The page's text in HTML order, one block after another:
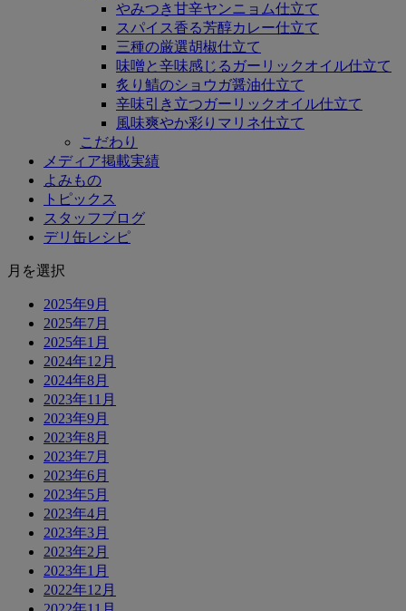
やみつき甘辛ヤンニョム仕立て
スパイス香る芳醇カレー仕立て
三種の厳選胡椒仕立て
味噌と辛味感じるガーリックオイル仕立て
炙り鯖のショウガ醤油仕立て
辛味引き立つガーリックオイル仕立て
風味爽やか彩りマリネ仕立て
こだわり
メディア掲載実績
よみもの
トピックス
スタッフブログ
デリ缶レシピ
月を選択
2025年9月
2025年7月
2025年1月
2024年12月
2024年8月
2023年11月
2023年9月
2023年8月
2023年7月
2023年6月
2023年5月
2023年4月
2023年3月
2023年2月
2023年1月
2022年12月